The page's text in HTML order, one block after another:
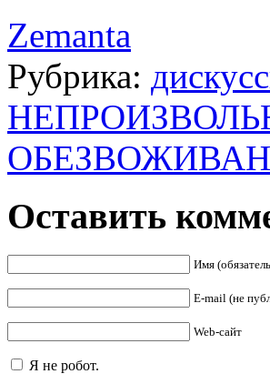
Zemanta
Рубрика:
Оставить
Имя
E-mail (не
Web-сайт
Я не робот.